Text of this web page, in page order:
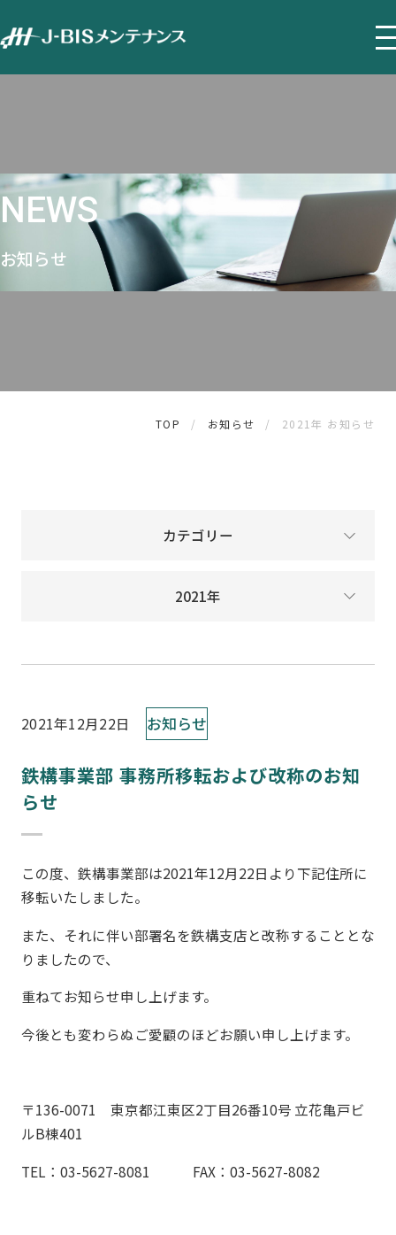
NEWS
お知らせ
TOP お知らせ 2021年 お知らせ
カテゴリー
2021年
2021年12月22日 お知らせ
鉄構事業部 事務所移転および改称のお知
らせ
この度、鉄構事業部は2021年12月22日より下記住所に
移転いたしました。
また、それに伴い部署名を鉄構支店と改称することとな
りましたので、
重ねてお知らせ申し上げます。
今後とも変わらぬご愛顧のほどお願い申し上げます。
〒136-0071 東京都江東区2丁目26番10号 立花亀戸ビ
ルB棟401
TEL：03-5627-8081 FAX：03-5627-8082